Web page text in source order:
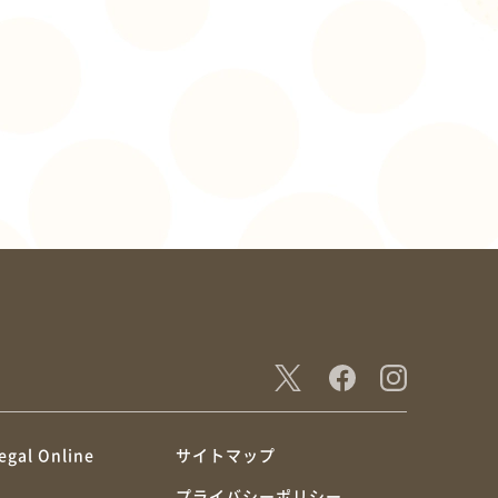
Online
サイトマップ